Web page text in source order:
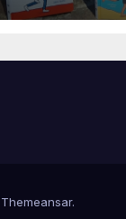
Themeansar.